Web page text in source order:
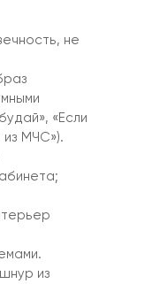
не
«Если
из МЧС»).
из